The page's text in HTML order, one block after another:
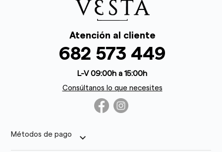
Atención al cliente
682 573 449
L-V 09:00h a 15:00h
Consúltanos lo que necesites
Métodos de pago keyboard_arrow_down